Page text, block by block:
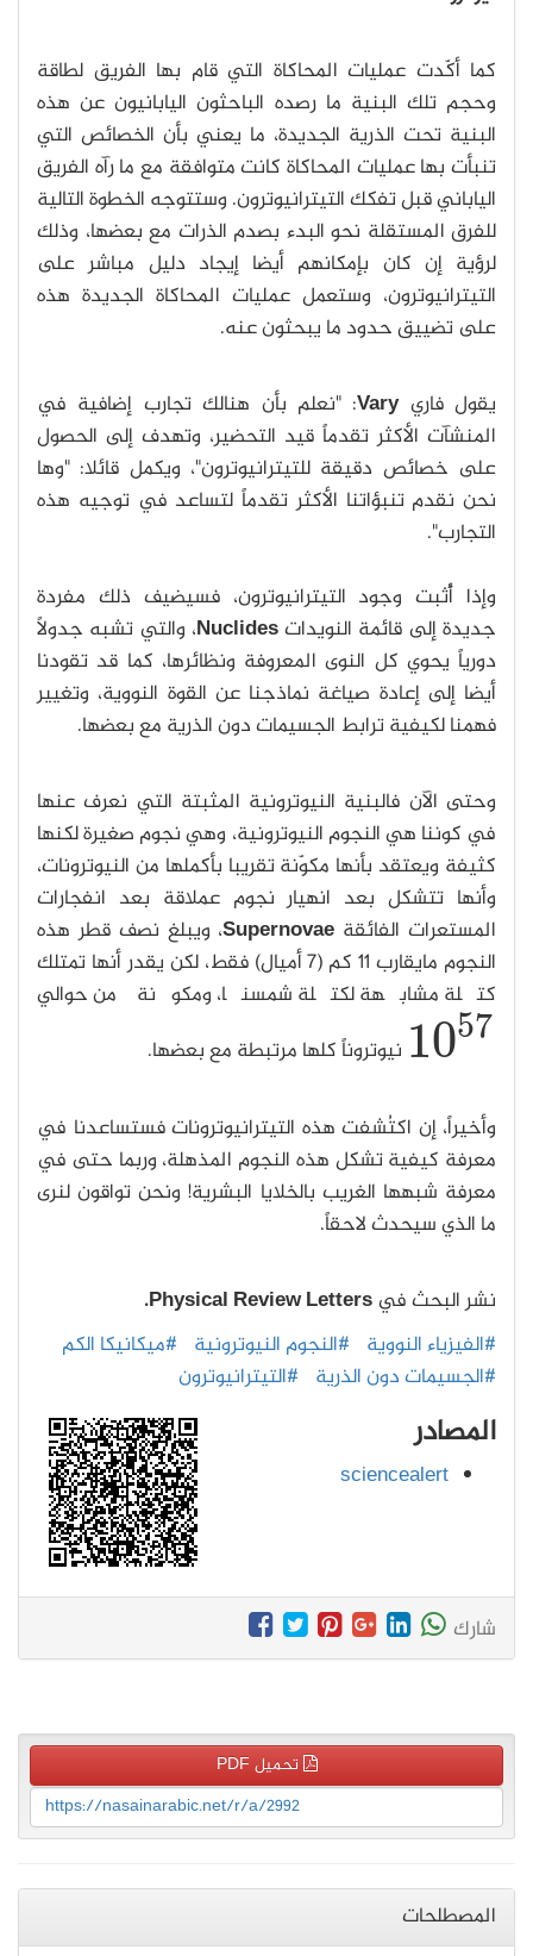
كما أكّدت عمليات المحاكاة التي قام بها الفريق لطاقة
وحجم تلك البنية ما رصده الباحثون اليابانيون عن هذه
البنية تحت الذرية الجديدة، ما يعني بأن الخصائص التي
تنبأت بها عمليات المحاكاة كانت متوافقة مع ما رآه الفريق
الياباني قبل تفكك التيترانيوترون. وستتوجه الخطوة التالية
للفرق المستقلة نحو البدء بصدم الذرات مع بعضها، وذلك
لرؤية إن كان بإمكانهم أيضا إيجاد دليل مباشر على
التيترانيوترون، وستعمل عمليات المحاكاة الجديدة هذه
على تضييق حدود ما يبحثون عنه.
يقول فاريVary: "نعلم بأن هنالك تجارب إضافية في
المنشآت الأكثر تقدماً قيد التحضير، وتهدف إلى الحصول
على خصائص دقيقة للتيترانيوترون"، ويكمل قائلا: "وها
نحن نقدم تنبؤاتنا الأكثر تقدماً لتساعد في توجيه هذه
التجارب".
وإذا أُثبت وجود التيترانيوترون، فسيضيف ذلك مفردة
جديدة إلى قائمة النويداتNuclides
، والتي تشبه جدولاً
دورياً يحوي كل النوى المعروفة ونظائرها، كما قد تقودنا
أيضا إلى إعادة صياغة نماذجنا عن القوة النووية، وتغيير
فهمنا لكيفية ترابط الجسيمات دون الذرية مع بعضها.
وحتى الآن فالبنية النيوترونية المثبتة التي نعرف عنها
في كوننا هي النجوم النيوترونية، وهي نجوم صغيرة لكنها
كثيفة ويعتقد بأنها مكوّنة تقريبا بأكملها من النيوترونات،
وأنها تتشكل بعد انهيار نجوم عملاقة بعد انفجارات
المستعرات الفائقة Supernovae، ويبلغ نصف قطر هذه
النجوم مايقارب 11 كم (7 أميال) فقط، لكن يقدر أنها تمتلك
كتلة مشابهة لكتلة شمسنا، ومكونة من حوالي
1057
1057 نيوتروناً كلها مرتبطة مع بعضها.
وأخيراً، إن اكتُشفت هذه التيترانيوترونات فستساعدنا في
معرفة كيفية تشكل هذه النجوم المذهلة، وربما حتى في
معرفة شبهها الغريب بالخلايا البشرية! ونحن تواقون لنرى
ما الذي سيحدث لاحقاً.
نشر البحث فيPhysical Review Letters.
#الفيزياء النووية #النجوم النيوترونية #ميكانيكا الكم
#الجسيمات دون الذرية #التيترانيوترون
المصادر
sciencealert
شارك
تحميل PDF
https://nasainarabic.net/r/a/2992
المصطلحات